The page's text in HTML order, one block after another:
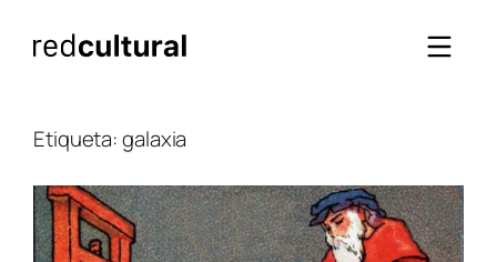
Etiqueta:galaxia